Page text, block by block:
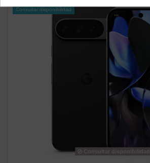
Consultar disponibilidad
Consultar disponibilidad